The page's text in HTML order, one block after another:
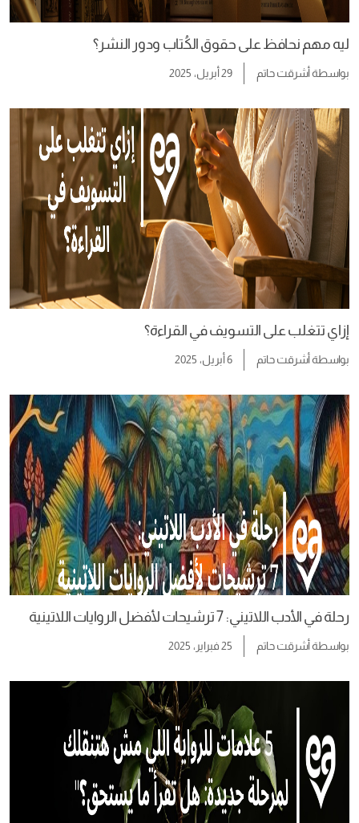
ليه مهم نحافظ على حقوق الكُتاب ودور النشر؟
بواسطةأشرقت حاتم 29 أبريل، 2025
إزاي تتغلب على التسويف في القراءة؟
بواسطةأشرقت حاتم 6 أبريل، 2025
رحلة في الأدب اللاتيني: 7 ترشيحات لأفضل الروايات اللاتينية
بواسطةأشرقت حاتم 25 فبراير، 2025